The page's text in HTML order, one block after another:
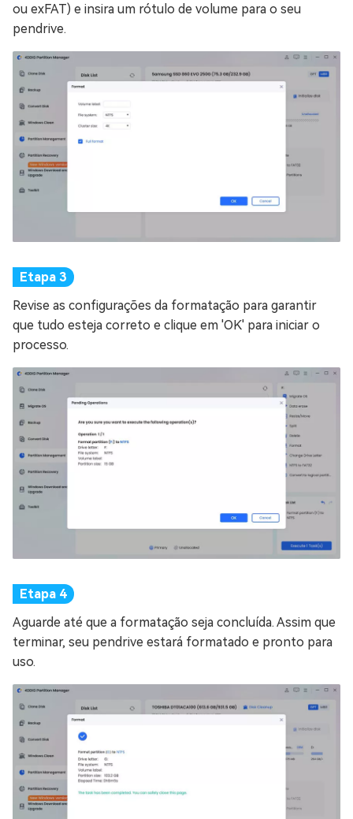
ou exFAT) e insira um rótulo de volume para o seu
pendrive.
Revise as configurações da formatação para garantir
que tudo esteja correto e clique em 'OK' para iniciar o
processo.
Aguarde até que a formatação seja concluída. Assim que
terminar, seu pendrive estará formatado e pronto para
uso.